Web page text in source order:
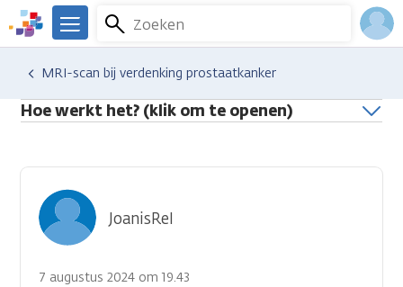
Overslaan
en
naar
inhoud
gaan
We
er
voor
je.
Zoeken
Menu
Hulp en ondersteuning
Stel je vraag aan een professional
MRI-scan bij verdenking prostaatkanker
Hoe werkt het? (klik om te openen)
JoanisRel
7 augustus 2024 om 19.43